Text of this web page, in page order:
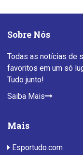
Sobre Nós
Todas as notícias de
favoritos em um só
Tudo junto!
Saiba Mais
Mais
Esportudo.com